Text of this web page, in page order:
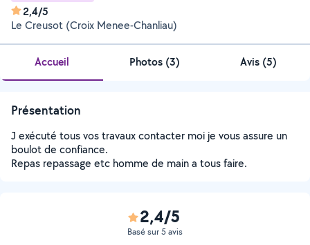
2,4/5
Le Creusot (Croix Menee-Chanliau)
Accueil Photos (3) Avis (5)
Présentation
J exécuté tous vos travaux contacter moi je vous assure un
boulot de confiance.
Repas repassage etc homme de main a tous faire.
2,4/5
Basé sur 5 avis